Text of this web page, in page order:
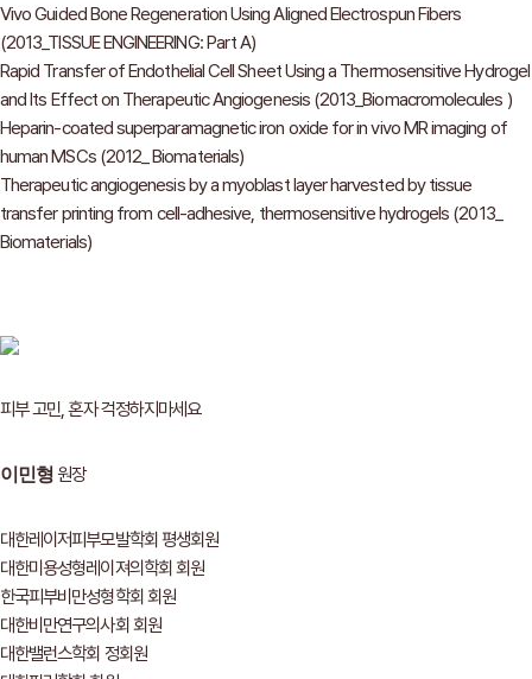
Vivo Guided Bone Regeneration Using Aligned Electrospun Fibers
(2013_TISSUE ENGINEERING: Part A)
Rapid Transfer of Endothelial Cell Sheet Using a Thermosensitive Hydrogel
and Its Effect on Therapeutic Angiogenesis (2013_Biomacromolecules )
Heparin-coated superparamagnetic iron oxide for in vivo MR imaging of
human MSCs (2012_ Biomaterials)
Therapeutic angiogenesis by a myoblast layer harvested by tissue
transfer printing from cell-adhesive, thermosensitive hydrogels (2013_
Biomaterials)
피부 고민, 혼자 걱정하지마세요
이민형 원장
대한레이저피부모발학회 평생회원
대한미용성형레이져의학회 회원
한국피부비만성형학회 회원
대한비만연구의사회 회원
대한밸런스학회 정회원